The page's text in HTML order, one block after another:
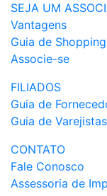
SEJA UM
Vantagens
Guia de
Associe-se
FILIADOS
Guia de
Guia de Varejistas
CONTATO
Fale Conosco
Assessoria de